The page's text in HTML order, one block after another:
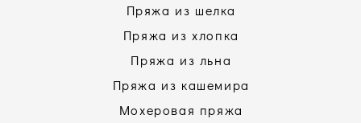
Пряжа из шелка
Пряжа из хлопка
Пряжа из льна
Пряжа из кашемира
Мохеровая пряжа